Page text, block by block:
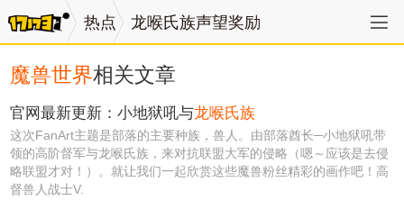
热点 龙喉氏族声望奖励
魔兽世界相关文章
官网最新更新：小地狱吼与龙喉氏族
这次FanArt主题是部落的主要种族，兽人。由部落酋长─小地狱吼带
领的高阶督军与龙喉氏族，来对抗联盟大军的侵略（嗯～应该是去侵
略联盟才对！）。就让我们一起欣赏这些魔兽粉丝精彩的画作吧！高
督兽人战士V.